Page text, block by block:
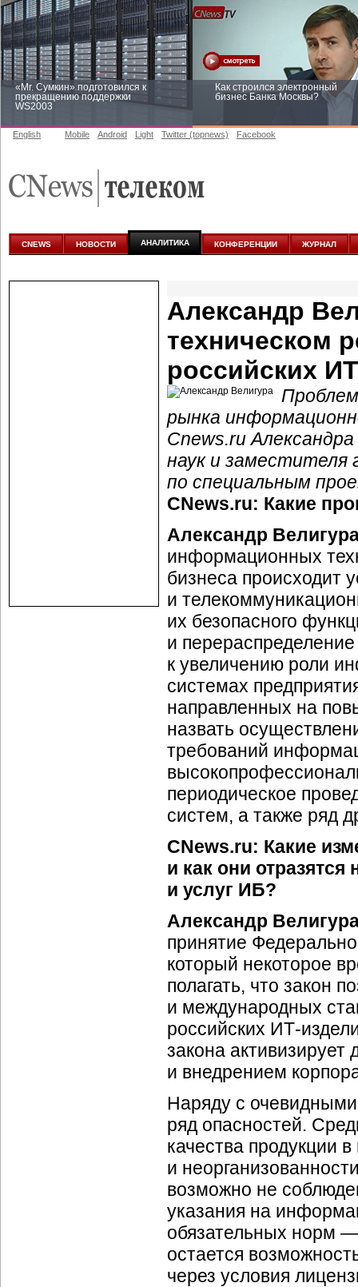
«Mr. Сумкин» подготовился к
прекращению поддержки
WS2003
Как строился электронный
бизнес Банка Москвы?
аналитике
English Mobile Android Light Twitter (topnews) Facebook
CNEWS НОВОСТИ АНАЛИТИКА КОНФЕРЕНЦИИ ЖУРНАЛ
Александр
техническом
российских
рынка
Cnews.ru
наук и заместителя
по специальным
CNews.ru: Какие
Александр
информационных
бизнеса происходит
и
их безопасного
и
к увеличению роли
системах
направленных на
назвать
требований
периодическое
систем, а также ряд
CNews.ru: Какие
и как они
и услуг ИБ?
Александр
принятие
который некоторое
полагать, что закон
и международных
российских ИТ-
закона активизирует
и внедрением
Наряду с
ряд опасностей.
качества продукции
и
возможно не
указания на
обязательных норм
остается
через условия